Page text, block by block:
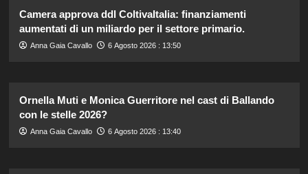
Camera approva ddl ColtivaItalia: finanziamenti
aumentati di un miliardo per il settore primario.
Anna Gaia Cavallo 6 Agosto 2026 : 13:50
Ornella Muti e Monica Guerritore nel cast di Ballando
con le stelle 2026?
Anna Gaia Cavallo 6 Agosto 2026 : 13:40